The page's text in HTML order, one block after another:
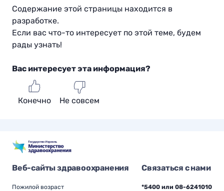
Содержание этой страницы находится в
разработке.
Если вас что-то интересует по этой теме, будем
рады узнать!
Вас интересует эта информация?
Конечно Не совсем
Веб-сайты здравоохранения
Пожилой возраст
Связаться с нами
*5400 или 08-6241010